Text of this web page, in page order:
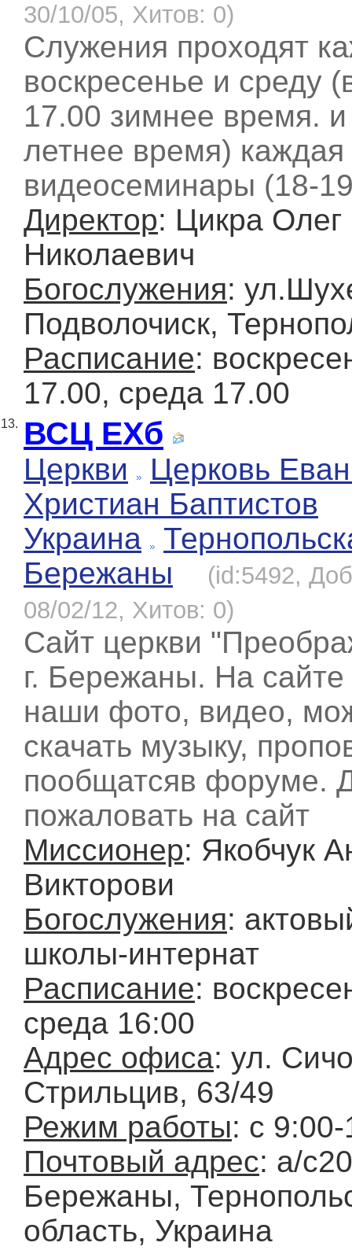
30/10/05, Хитов: 0)
Служения проходят
воскресенье и среду
17.00 зимнее время.
летнее время) каждая
видеосеминары (18-
Директор: Цикра Олег
Николаевич
Богослужения:
Подволочиск,
Расписание:
17.00, среда 17.00
13. ВСЦ ЕХб
Церкви
Церковь
Христиан Баптистов
Украина
Бережаны
(id:5492,
08/02/12, Хитов: 0)
Сайт церкви
г. Бережаны. На
наши фото, видео,
скачать музыку,
пообщатсяв форуме.
пожаловать на сайт
Миссионер: Якобчук
Викторови
Богослужения:
школы-интернат
Расписание:
среда 16:00
Адрес офиса: ул.
Стрильцив, 63/49
Режим работы: с
Почтовый адрес: а/
Бережаны,
область, Украина